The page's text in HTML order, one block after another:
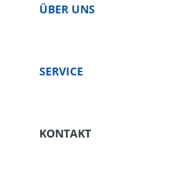
ÜBER UNS
SERVICE
KONTAKT